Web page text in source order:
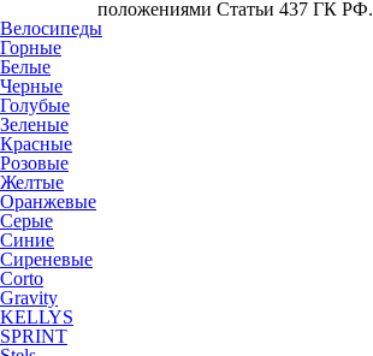
положениями Статьи 437 ГК РФ.
Велосипеды
Горные
Белые
Черные
Голубые
Зеленые
Красные
Розовые
Желтые
Оранжевые
Серые
Синие
Сиреневые
Corto
Gravity
KELLYS
SPRINT